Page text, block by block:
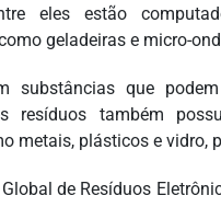
eles estão
geladeiras e micro-
substâncias que
resíduos também
metais, plásticos e vidro,
de Resíduos